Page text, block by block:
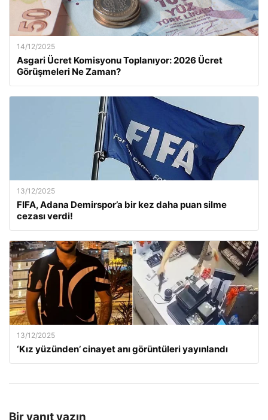
14/12/2025
Asgari Ücret Komisyonu Toplanıyor: 2026 Ücret
Görüşmeleri Ne Zaman?
13/12/2025
FIFA, Adana Demirspor’a bir kez daha puan silme
cezası verdi!
13/12/2025
‘Kız yüzünden’ cinayet anı görüntüleri yayınlandı
Bir yanıt yazın